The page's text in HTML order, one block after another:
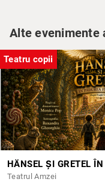
Meda Topîrceanu
Ichim Irina
Maria-Claudia Vasile
Emanuela Ciucan
George Popescu
Spectacol produs de
Național București.
Sponsor principal: Leroy
Parteneri: Casa Schiller,
Alte evenimente
Teatru copii
Teatrul Amzei